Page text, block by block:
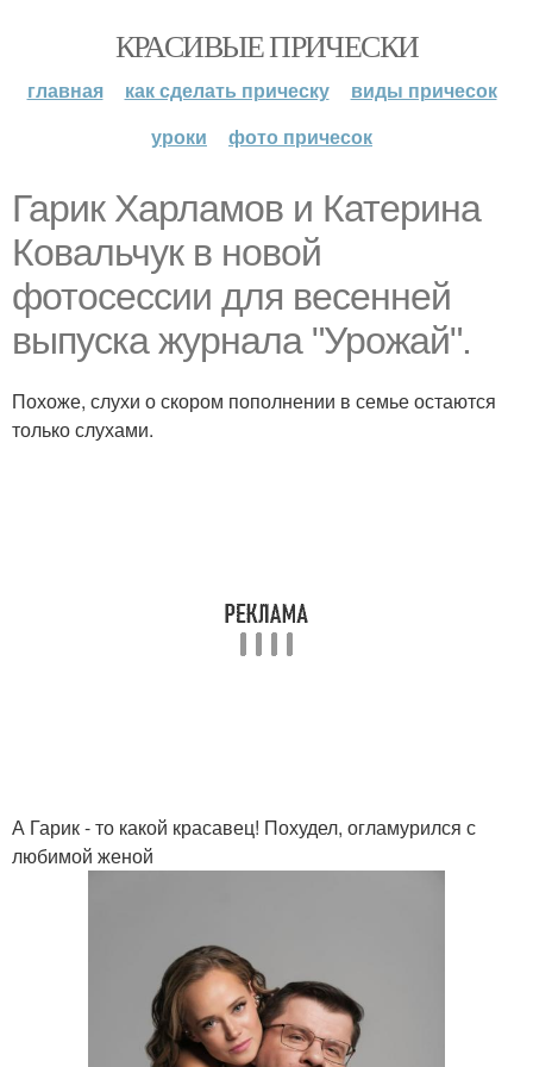
КРАСИВЫЕ ПРИЧЕСКИ
главная как сделать прическу
виды причесок
уроки
фото причесок
Гарик Харламов и Катерина
Ковальчук в новой
фотосессии для весенней
выпуска журнала "Урожай".
Похоже, слухи о скором пополнении в семье остаются
только слухами.
А Гарик - то какой красавец! Похудел, огламурился с
любимой женой